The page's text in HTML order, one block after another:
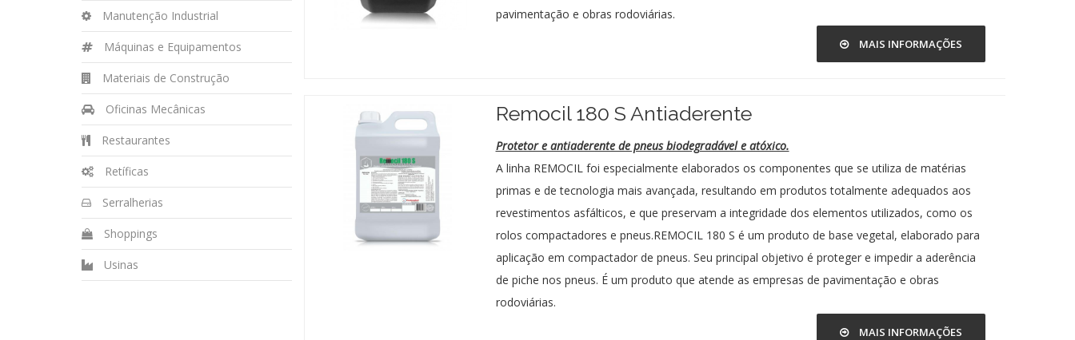
Manutenção Industrial
Máquinas e Equipamentos
Materiais de Construção
Oficinas Mecânicas
Restaurantes
Retíficas
Serralherias
Shoppings
Usinas
pavimentação e obras rodoviárias.
MAIS INFORMAÇÕES
Remocil 180 S Antiaderente
Protetor e antiaderente de pneus biodegradável e atóxico.
A linha REMOCIL foi especialmente elaborados os componentes que se utiliza de matérias
primas e de tecnologia mais avançada, resultando em produtos totalmente adequados aos
revestimentos asfálticos, e que preservam a integridade dos elementos utilizados, como os
rolos compactadores e pneus.REMOCIL 180 S é um produto de base vegetal, elaborado para
aplicação em compactador de pneus. Seu principal objetivo é proteger e impedir a aderência
de piche nos pneus. É um produto que atende as empresas de pavimentação e obras
rodoviárias.
MAIS INFORMAÇÕES